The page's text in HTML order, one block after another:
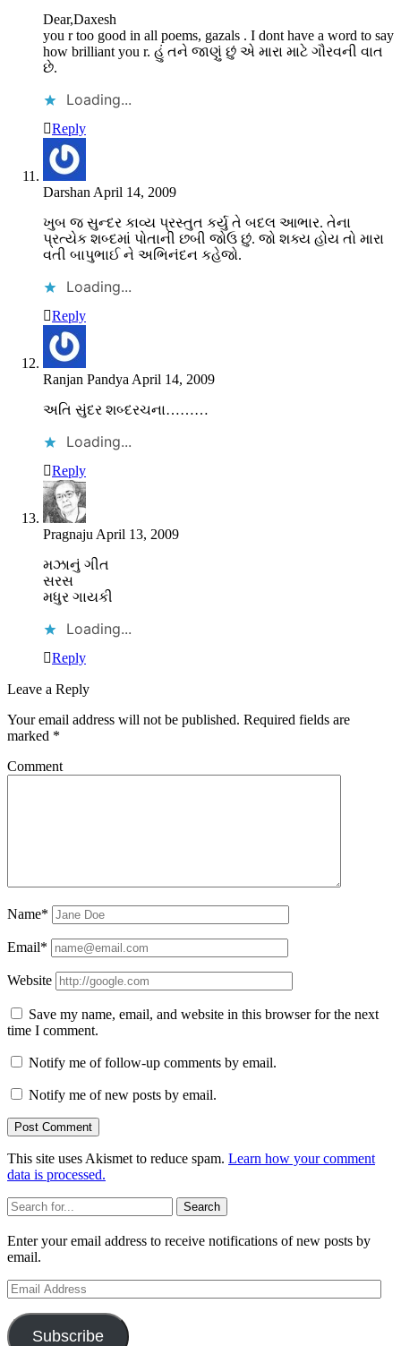
Dear,Daxesh
you r too good in all poems, gazals . I dont have a word to say
how brilliant you r. હું તને જાણું છું એ મારા માટે ગૌરવની વાત
છે.
Loading...
Reply
Darshan April 14, 2009
ખુબ જ સુન્દર કાવ્ય પ્રસ્તુત કર્યુ તે બદલ આભાર. તેના
પ્રત્યેક શબ્દમાં પોતાની છબી જોઉ છું. જો શક્ય હોય તો મારા
વતી બાપુભાઈ ને અભિનંદન કહેજો.
Loading...
Reply
Ranjan Pandya April 14, 2009
અતિ સુંદર શબ્દરચના………
Loading...
Reply
Pragnaju April 13, 2009
મઝાનું ગીત
સરસ
મધુર ગાયકી
Loading...
Reply
Leave a Reply
Your email address will not be published. Required fields are
marked *
Comment
Name*
Email*
Website
Save my name, email, and website in this browser for the next
time I comment.
Notify me of follow-up comments by email.
Notify me of new posts by email.
This site uses Akismet to reduce spam. Learn how your comment
data is processed.
Sidebar
Search
Enter your email address to receive notifications of new posts by
email.
Email
Address
Subscribe